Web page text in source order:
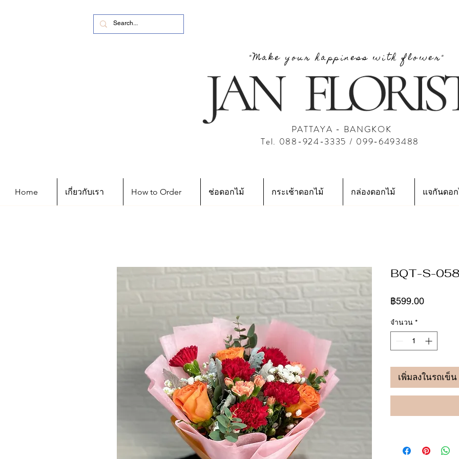
"Make your happiness with flower"
PATTAYA - BANGKOK
Tel. 088-924-3335 / 099-6493488
Home เกี่ยวกับเรา How to Order ช่อดอกไม้ กระเช้าดอกไม้ กล่องดอกไม้ แจกันดอ
BQT-S-058
฿599.00ราคา
จำนวน *
เพิ่มลงในรถเข็น